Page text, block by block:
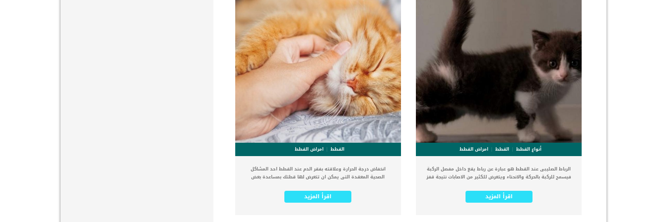
ذكرنا ستكون هذه العلامات عبارة عن مراحل متدرجة الى المرحلة
الاخيرة وهى الوفاة. _المرحلة الاولى, تظهر ان الكلب معرض لخطر
الإصابة بسرطان القلب ، ولكن ليس لديه أعراض ولا تغييرات في
القلب. _المرحلة الثانية,يعاني الكلب […]
باضطراب كيس الشرج مع الاسف لم يتم تحديد سبب واضح خلف
اضرابات اكياس الشرج عند القطط, ولكن الالتهابات والعدوى تزيد من
احتمالية الاصابة بها. اقرأ ايضا: اضطرابات كيس الشرج عند القطط
“معلومات شاملة” تشخيص الطبيب البيطرى لحالة القط توجه الى
العيادة البيطرية عند ملاحظتك للاعراض المذكورة سابقا على قطتك
اسرد […]
أنواع القطط القطط امراض القطط
الرباط الصليبى عند القطط هو عبارة عن رباط يقع داخل مفصل الركبة
فيسمح للركبة بالحركة والانحناء ويتعرض للكثير من الاصابات نتيجة قفز
الموجودة فى مفصل ركبة القطة, لذلك فهو معرض للتمزق اكثر من
غيره. كما أن تمزق الرباط الصليبى او اى خلل به وتركه بدون علاج قد
اقرأ المزيد
القطط امراض القطط
انخفاض درجة الحرارة وعلاقته بفقر الدم عند القطط احد المشاكل
الصحية المعقدة التى يمكن ان تتعرض لها قطتك بمساعدة بعض
ذاتي نادر من النوع الثاني حيث تكون الأجسام المضادة التي تهاجم
اقرأ المزيد